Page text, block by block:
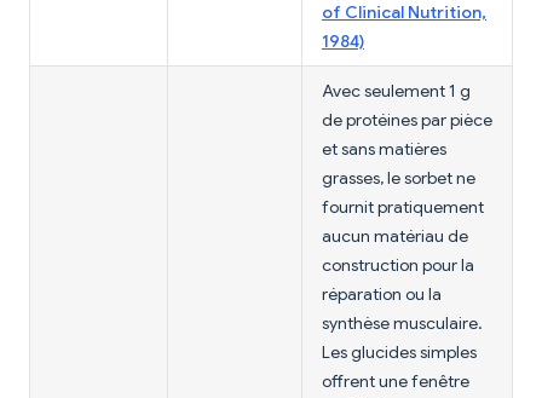
of Clinical Nutrition,
1984)
Avec seulement 1 g
de protéines par pièce
et sans matières
grasses, le sorbet ne
fournit pratiquement
aucun matériau de
construction pour la
réparation ou la
synthèse musculaire.
Les glucides simples
offrent une fenêtre